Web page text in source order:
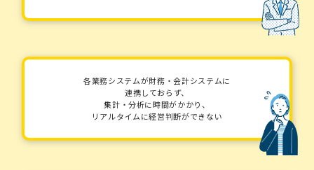
各業務システムが財務・会計システムに
連携しておらず、
集計・分析に時間がかかり、
リアルタイムに経営判断ができない